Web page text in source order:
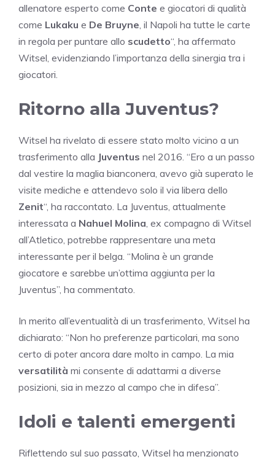
allenatore esperto come Conte e giocatori di qualità
come Lukaku e De Bruyne, il Napoli ha tutte le carte
in regola per puntare allo scudetto“, ha affermato
Witsel, evidenziando l’importanza della sinergia tra i
giocatori.
Ritorno alla Juventus?
Witsel ha rivelato di essere stato molto vicino a un
trasferimento alla Juventus nel 2016. “Ero a un passo
dal vestire la maglia bianconera, avevo già superato le
visite mediche e attendevo solo il via libera dello
Zenit“, ha raccontato. La Juventus, attualmente
interessata a Nahuel Molina, ex compagno di Witsel
all’Atletico, potrebbe rappresentare una meta
interessante per il belga. “Molina è un grande
giocatore e sarebbe un’ottima aggiunta per la
Juventus”, ha commentato.
In merito all’eventualità di un trasferimento, Witsel ha
dichiarato: “Non ho preferenze particolari, ma sono
certo di poter ancora dare molto in campo. La mia
versatilità mi consente di adattarmi a diverse
posizioni, sia in mezzo al campo che in difesa”.
Idoli e talenti emergenti
Riflettendo sul suo passato, Witsel ha menzionato